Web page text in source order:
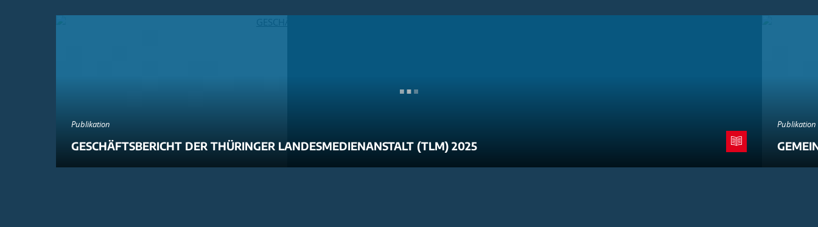
Publikation
GESCHÄFTSBERICHT DER THÜRINGER LANDESMEDIENANSTALT (TLM) 2025
Publikation